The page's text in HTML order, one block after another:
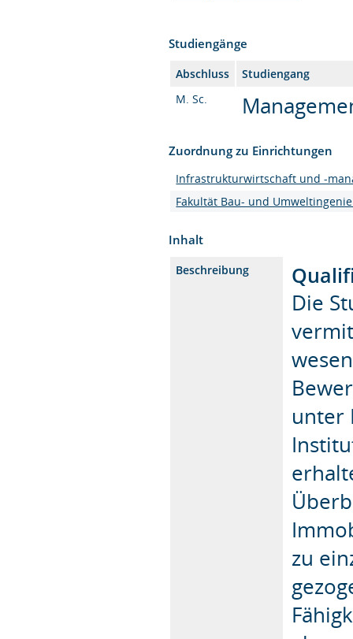
Studiengänge
Abschluss
Studiengang
M. Sc.
Zuordnung zu Einrichtungen
Infrastrukturwirtschaft und -
Fakultät Bau- und
Inhalt
Beschreibung
Die
unter
zu